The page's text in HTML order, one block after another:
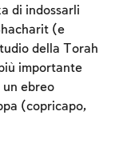
di indossarli
(e
della Torah
importante
ebreo
(copricapo,